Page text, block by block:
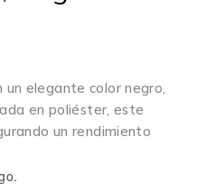
elegante color negro,
en poliéster, este
un rendimiento